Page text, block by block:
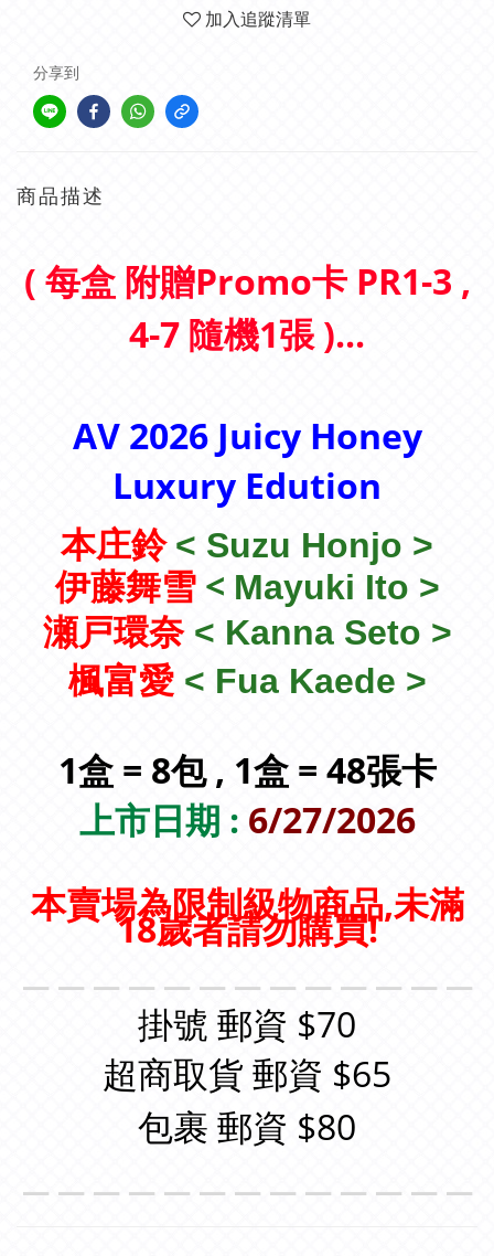
加入追蹤清單
分享到
商品描述
( 每盒 附贈Promo卡 PR1-3 ,
4-7 隨機1張 )...
AV 2026 Juicy Honey
Luxury Edution
本庄鈴 < Suzu Honjo >
伊藤舞雪 < Mayuki Ito >
瀬戸環奈 < Kanna Seto >
楓富愛 < Fua Kaede >
1盒 = 8包 , 1盒 = 48張卡
上市日期 : 6/27/2026
本賣場為限制級物商品,未滿
18歲者請勿購買!
掛號 郵資 $70
超商取貨 郵資 $65
包裹 郵資 $80